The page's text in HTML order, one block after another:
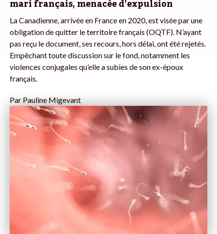
mari français, menacée d’expulsion
La Canadienne, arrivée en France en 2020, est visée par une
obligation de quitter le territoire français (OQTF). N’ayant
pas reçu le document, ses recours, hors délai, ont été rejetés.
Empêchant toute discussion sur le fond, notamment les
violences conjugales qu’elle a subies de son ex-époux
français.
Par Pauline Migevant